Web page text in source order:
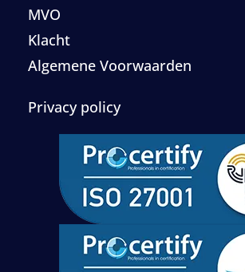
MVO
Klacht
Algemene Voorwaarden
Privacy policy